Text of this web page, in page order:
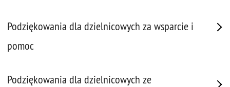
Podziękowania dla dzielnicowych za wsparcie i
pomoc
Podziękowania dla dzielnicowych ze